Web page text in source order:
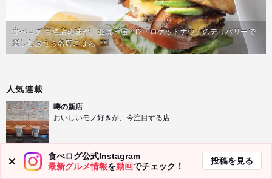
食べログ 百名店の味が、並ばず届く!?「ロケットナウ」のデリバリーで
楽しむおうち名店ごはん PR
人気連載
噂の新店
おいしいモノ好きが、今注目する店
秋山具義の今月のオスス麺
麺マニアの秋山具義さんが注目麺を紹介
食べログ公式Instagram
最新グルメ情報を動画でチェック！
投稿を見る